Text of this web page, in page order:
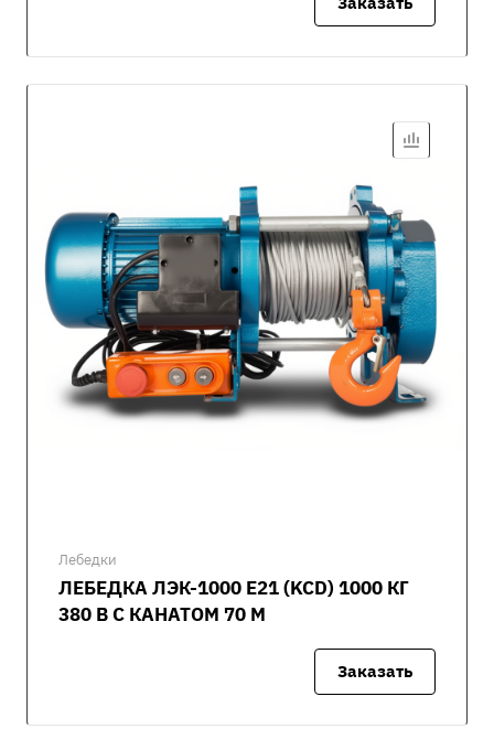
Лебедки
ЛЕБЕДКА ЛЭК-1000 E21 (KCD) 1000 КГ
380 В С КАНАТОМ 70 М
Заказать